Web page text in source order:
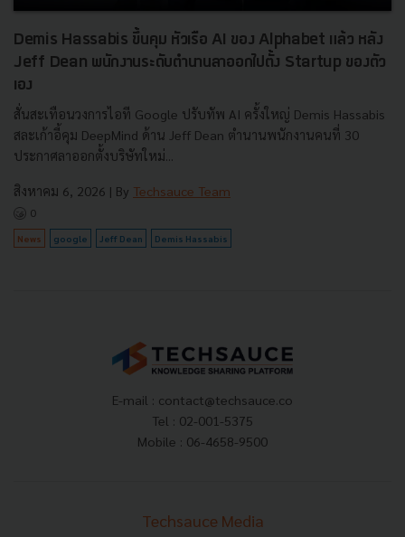
Demis Hassabis ขึ้นคุม หัวเรือ AI ของ Alphabet แล้ว หลัง
Jeff Dean พนักงานระดับตำนานลาออกไปตั้ง Startup ของตัว
เอง
สั่นสะเทือนวงการไอที Google ปรับทัพ AI ครั้งใหญ่ Demis Hassabis
สละเก้าอี้คุม DeepMind ด้าน Jeff Dean ตำนานพนักงานคนที่ 30
ประกาศลาออกตั้งบริษัทใหม่...
สิงหาคม 6, 2026 | By Techsauce Team
0
News google Jeff Dean Demis Hassabis
E-mail : contact@techsauce.co
Tel : 02-001-5375
Mobile : 06-4658-9500
Techsauce Media